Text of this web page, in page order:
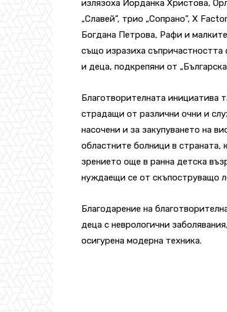
излязоха Йорданка Христова,
„Славей”, трио „Сопрано”, X
Богдана Петрова, Рафи и
също изразиха
и деца, подкрепяни от
Благотворителната инициатива
страдащи от различни очни и
насочени и за закупуването на
областните болници в страната,
зрението още в ранна детска
нуждаещи се от скъпоструващо
Благодарение на
деца с неврологични
осигурена модерна техника.